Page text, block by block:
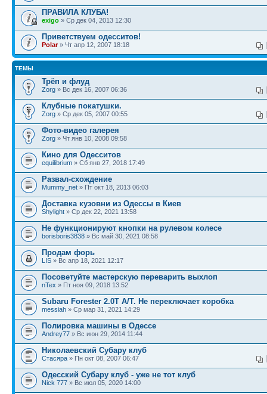
ПРАВИЛА КЛУБА!
exigo » Ср дек 04, 2013 12:30
Приветствуем одесситов!
Polar» Чт апр 12, 2007 18:18
ТЕМЫ
Трёп и флуд
Zorg » Вс дек 16, 2007 06:36
Клубные покатушки.
Zorg » Ср дек 05, 2007 00:55
Фото-видео галерея
Zorg » Чт янв 10, 2008 09:58
Кино для Одесситов
equilibrium » Сб янв 27, 2018 17:49
Развал-схождение
Mummy_net » Пт окт 18, 2013 06:03
Доставка кузовни из Одессы в Киев
Shylight » Ср дек 22, 2021 13:58
Не функционируют кнопки на рулевом колесе
borisboris3838 » Вс май 30, 2021 08:58
Продам форь
LIS » Вс апр 18, 2021 12:17
Посоветуйте мастерскую переварить выхлоп
nTex » Пт ноя 09, 2018 13:52
Subaru Forester 2.0T A/T. Не переключает коробка
messiah » Ср мар 31, 2021 14:29
Полировка машины в Одессе
Andrey77 » Вс июн 29, 2014 11:44
Николаевский Субару клуб
Стасяра » Пн окт 08, 2007 06:47
Одесский Субару клуб - уже не тот клуб
Nick 777 » Вс июл 05, 2020 14:00